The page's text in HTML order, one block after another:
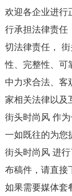
欢迎各企业进行
行承担法律责任
切法律责任，
性、完整性、可
中力求合法、客
家相关法律以及
街头时尚风 作
一如既往的为您
街头时尚风 进
布稿件，请直接
如果需要媒体套